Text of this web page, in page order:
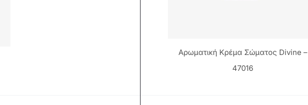
Αρωματική Κρέμα Σώματος Divine –
47016